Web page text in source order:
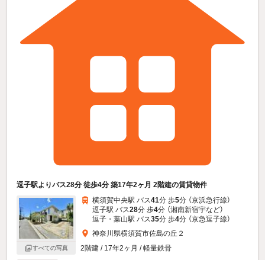
逗子駅よりバス28分 徒歩4分 築17年2ヶ月 2階建の賃貸物件
すべての写真
横須賀中央駅 バス41分 歩5分 （京浜急行線）
逗子駅 バス28分 歩4分 （湘南新宿宇など）
逗子・葉山駅 バス35分 歩4分 （京急逗子線）
神奈川県横須賀市佐島の丘２
2階建 / 17年2ヶ月 / 軽量鉄骨